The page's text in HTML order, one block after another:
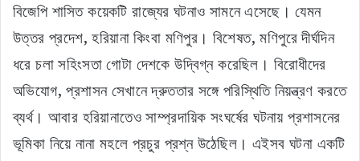
বিজেপি শাসিত কয়েকটি রাজ্যের ঘটনাও সামনে এসেছে। যেমন
উত্তর প্রদেশ, হরিয়ানা কিংবা মণিপুর। বিশেষত, মণিপুরে দীর্ঘদিন
ধরে চলা সহিংসতা গোটা দেশকে উদ্বিগ্ন করেছিল। বিরোধীদের
অভিযোগ, প্রশাসন সেখানে দ্রুততার সঙ্গে পরিস্থিতি নিয়ন্ত্রণ করতে
ব্যর্থ। আবার হরিয়ানাতেও সাম্প্রদায়িক সংঘর্ষের ঘটনায় প্রশাসনের
ভূমিকা নিয়ে নানা মহলে প্রচুর প্রশ্ন উঠেছিল। এইসব ঘটনা একটি